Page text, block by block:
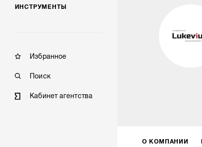
ИНСТРУМЕНТЫ
Избранное
Поиск
Кабинет агентства
РЕКЛАМА НА
О КОМПАНИИ